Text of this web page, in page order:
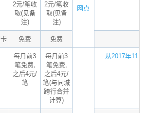
2元/笔收
取(见备
注)
2元/笔收
取(见备
注)
网点
免费 免费
每月前3
笔免费,
之后4元/
笔
每月前3
笔免费,
之后4元/
笔(与同城
跨行合并
计算)
从2017年11...